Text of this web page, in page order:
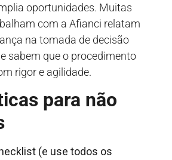
oportunidades. Muitas
com a Afianci relatam
na tomada de decisão
sabem que o procedimento
rigor e agilidade.
para não
(e use todos os